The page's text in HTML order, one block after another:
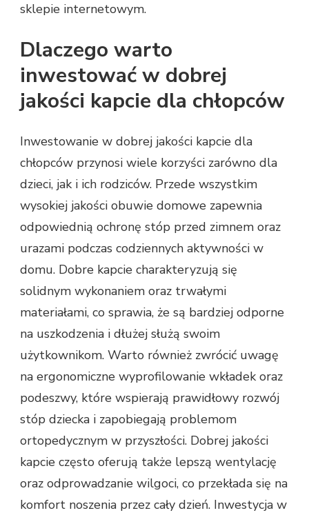
sklepie internetowym.
Dlaczego warto
inwestować w dobrej
jakości kapcie dla chłopców
Inwestowanie w dobrej jakości kapcie dla
chłopców przynosi wiele korzyści zarówno dla
dzieci, jak i ich rodziców. Przede wszystkim
wysokiej jakości obuwie domowe zapewnia
odpowiednią ochronę stóp przed zimnem oraz
urazami podczas codziennych aktywności w
domu. Dobre kapcie charakteryzują się
solidnym wykonaniem oraz trwałymi
materiałami, co sprawia, że są bardziej odporne
na uszkodzenia i dłużej służą swoim
użytkownikom. Warto również zwrócić uwagę
na ergonomiczne wyprofilowanie wkładek oraz
podeszwy, które wspierają prawidłowy rozwój
stóp dziecka i zapobiegają problemom
ortopedycznym w przyszłości. Dobrej jakości
kapcie często oferują także lepszą wentylację
oraz odprowadzanie wilgoci, co przekłada się na
komfort noszenia przez cały dzień. Inwestycja w